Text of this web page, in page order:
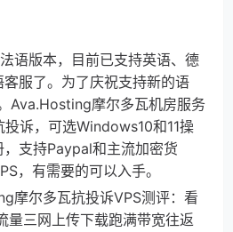
语版本，目前已支持英语、德
服了。为了庆祝支持新的语
Ava.Hosting摩尔多瓦机房服务
诉，可选Windows10和11操
支持Paypal和主流加密货
，有需要的可以入手。
摩尔多瓦抗投诉VPS测评：看
量三网上传下载跑满带宽往返